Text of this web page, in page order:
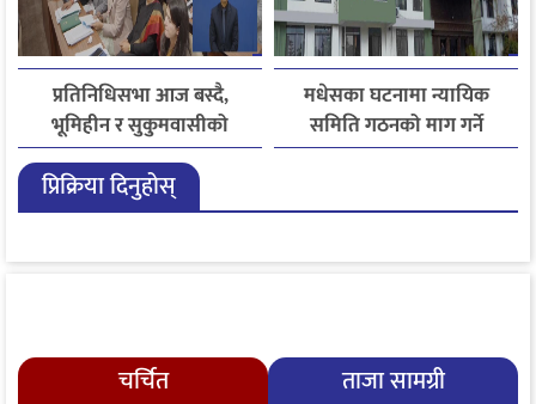
प्रतिनिधिसभा आज बस्दै,
भूमिहीन र सुकुमवासीको
पुनःस्थापनाबारे जरुरी
प्रस्तावमाथि छलफल हुने
मधेसका घटनामा न्यायिक
समिति गठनको माग गर्ने
कांग्रेसको निर्णय
प्रिक्रिया दिनुहोस्
चर्चित ताजा सामग्री